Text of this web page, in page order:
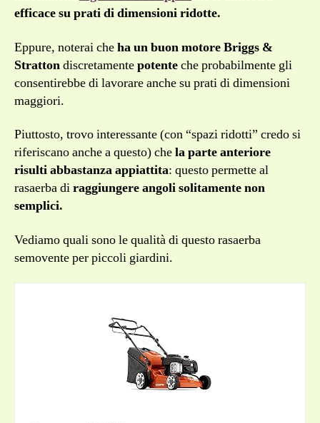
efficace su prati di dimensioni ridotte.
Eppure, noterai cheha un buon motore Briggs &
Strattondiscretamentepotenteche probabilmente gli
consentirebbe di lavorare anche su prati di dimensioni
maggiori.
Piuttosto, trovo interessante (con “spazi ridotti” credo si
riferiscano anche a questo) chela parte anteriore
risulti abbastanza appiattita: questo permette al
rasaerba diraggiungere angoli solitamente non
semplici.
Vediamo quali sono le qualità di questo rasaerba
semovente per piccoli giardini.